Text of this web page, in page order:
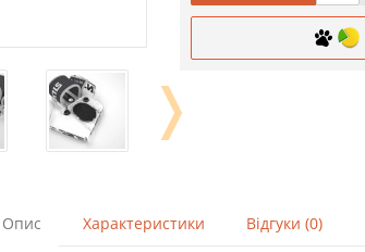
❭
Опис Характеристики Відгуки (0)